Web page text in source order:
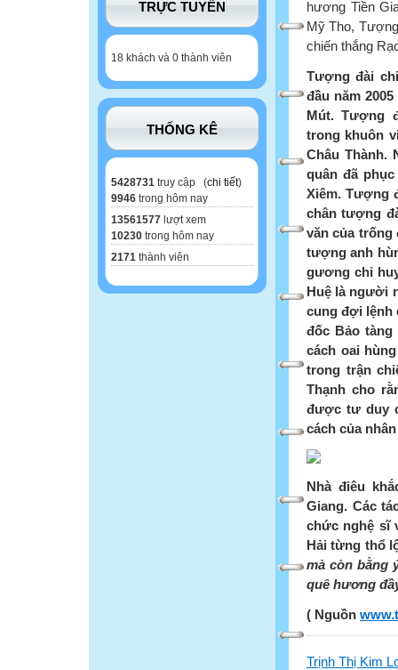
TRỰC TUYẾN
18 khách và 0 thành viên
THỐNG KÊ
5428731 truy cập (chi tiết)
9946 trong hôm nay
13561577 lượt xem
10230 trong hôm nay
2171 thành viên
hương Tiền
Mỹ Tho,
chiến thắng
Tượng đài
đầu năm
Mút. Tượng
trong khuôn
Châu Thành.
quân đã
Xiêm. Tượng
chân tượng
văn của trống
tượng anh
gương chỉ
Huệ là người
cung đợi lệnh
đốc Bảo
cách oai
trong trận
Thạnh cho
được tư duy
cách của
Nhà điêu
Giang. Các
chức nghệ sĩ
Hải từng thổ
mà còn bằng
quê hương
( Nguồn
Trịnh Thị Kim